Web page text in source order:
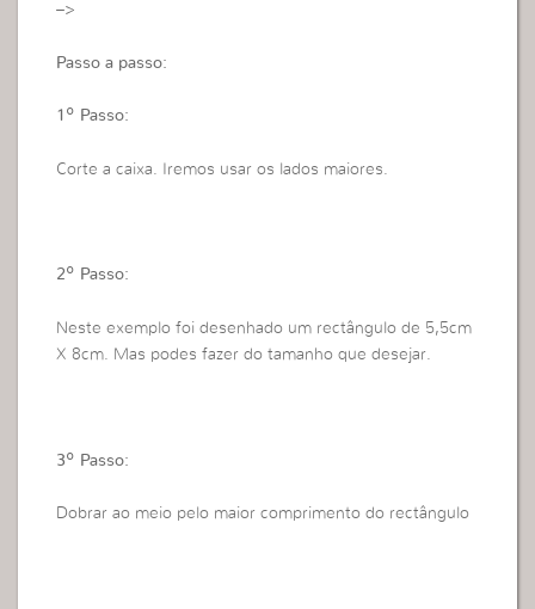
–>
Passo a passo:
1º Passo:
Corte a caixa. Iremos usar os lados maiores.
2º Passo:
Neste exemplo foi desenhado um rectângulo de 5,5cm
X 8cm. Mas podes fazer do tamanho que desejar.
3º Passo:
Dobrar ao meio pelo maior comprimento do rectângulo